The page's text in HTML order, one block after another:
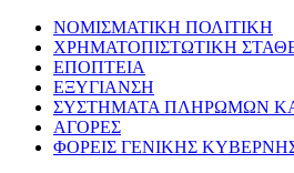
ΝΟΜΙΣΜΑΤΙΚΗ ΠΟΛΙΤΙΚΗ
ΧΡΗΜΑΤΟΠΙΣΤΩΤΙΚΗ
ΕΠΟΠΤΕΙΑ
ΕΞΥΓΙΑΝΣΗ
ΣΥΣΤΗΜΑΤΑ ΠΛΗΡΩΜΩΝ
ΑΓΟΡΕΣ
ΦΟΡΕΙΣ ΓΕΝΙΚΗΣ